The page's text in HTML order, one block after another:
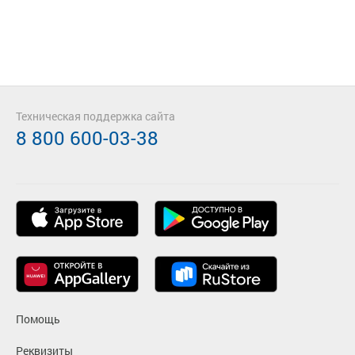
Помощь
Реквизиты
Техническая поддержка сайта
8 800 600-03-38